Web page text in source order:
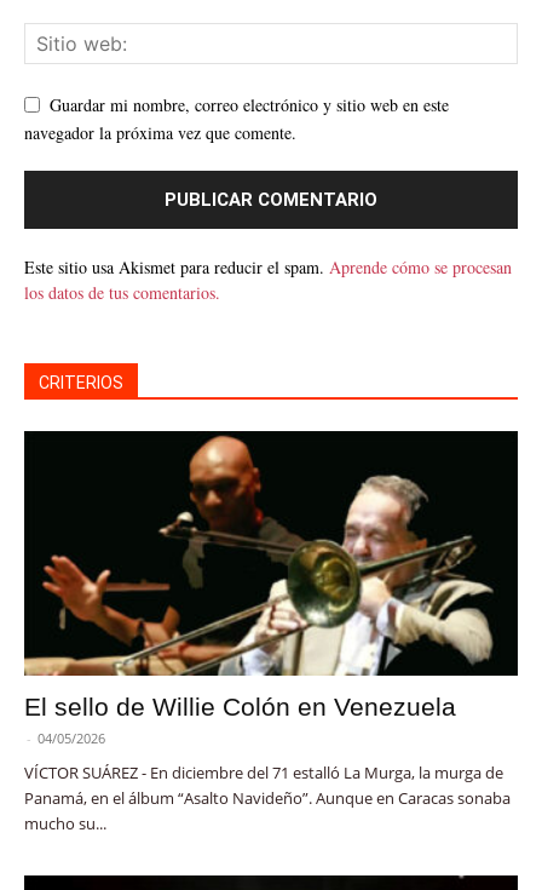
Guardar mi nombre, correo electrónico y sitio web en este
navegador la próxima vez que comente.
Este sitio usa Akismet para reducir el spam. Aprende cómo se procesan
los datos de tus comentarios.
CRITERIOS
El sello de Willie Colón en Venezuela
- 04/05/2026
VÍCTOR SUÁREZ - En diciembre del 71 estalló La Murga, la murga de
Panamá, en el álbum “Asalto Navideño”. Aunque en Caracas sonaba
mucho su...